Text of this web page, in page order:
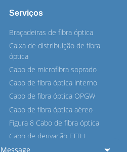
Serviços
Braçadeiras de fibra óptica
Caixa de distribuição de fibra
óptica
Cabo de microfibra soprado
Cabo de fibra óptica interno
Cabo de fibra óptica OPGW
Cabo de fibra óptica aéreo
Figura 8 Cabo de fibra óptica
Cabo de derivação FTTH
Cabo de fibra óptica ASU